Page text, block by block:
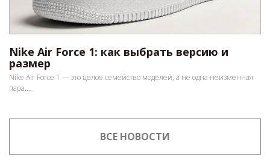
Nike Air Force 1: как выбрать версию и
размер
Nike Air Force 1 — это целое семейство моделей, а не одна неизменная
пара....
ВСЕ НОВОСТИ